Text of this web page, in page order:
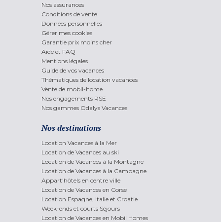
Nos assurances
Conditions de vente
Données personnelles
Gérer mes cookies
Garantie prix moins cher
Aide et FAQ
Mentions légales
Guide de vos vacances
Thématiques de location vacances
Vente de mobil-home
Nos engagements RSE
Nos gammes Odalys Vacances
Nos destinations
Location Vacances à la Mer
Location de Vacances au ski
Location de Vacances à la Montagne
Location de Vacances à la Campagne
Appart'hôtels en centre ville
Location de Vacances en Corse
Location Espagne, Italie et Croatie
Week-ends et courts Séjours
Location de Vacances en Mobil Homes